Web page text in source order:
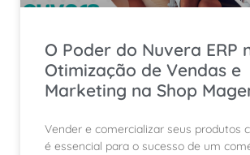
O Poder do Nuvera ERP
Otimização de Vendas e
Marketing na Shop
Vender e comercializar seus produtos
é essencial para o sucesso de um